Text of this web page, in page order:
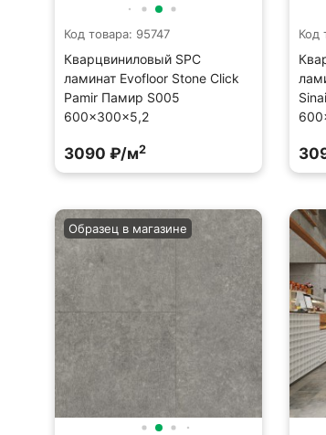
Код товара: 95747
Кварцвиниловый SPC
ламинат Evofloor Stone Click
Pamir Памир S005
600×300×5,2
3090 ₽/м2
Код
Образец в магазине